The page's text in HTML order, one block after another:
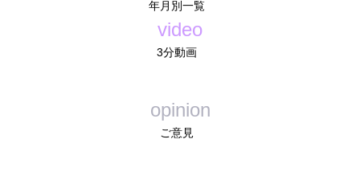
年月別一覧
video
3分動画
opinion
ご意見